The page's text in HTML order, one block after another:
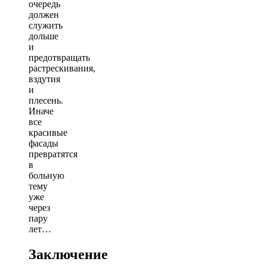
очередь
должен
служить
дольше
и
предотвращать
растрескивания,
вздутия
и
плесень.
Иначе
все
красивые
фасады
превратятся
в
больную
тему
уже
через
пару
лет…
Заключение